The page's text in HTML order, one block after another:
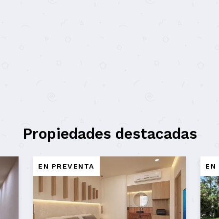
Propiedades destacadas
EN PREVENTA EN